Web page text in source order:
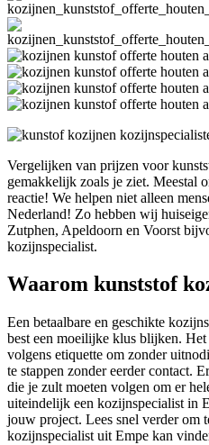
Vergelijken van prijzen voor
gemakkelijk zoals je ziet. Meestal
reactie! We helpen niet alleen
Nederland! Zo hebben wij
Zutphen, Apeldoorn en Voorst
kozijnspecialist.
Waarom kunststof
Een betaalbare en geschikte
best een moeilijke klus blijken. Het
volgens etiquette om zonder
te stappen zonder eerder contact.
die je zult moeten volgen om er
uiteindelijk een kozijnspecialist in
jouw project. Lees snel verder om
kozijnspecialist uit Empe kan